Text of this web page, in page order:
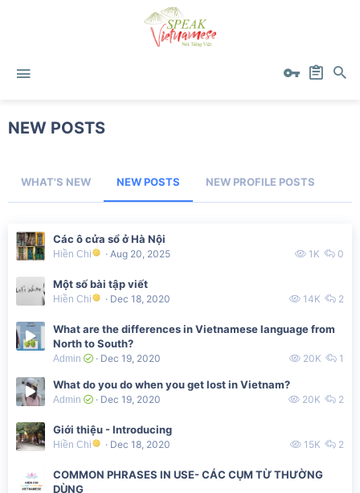
NEW POSTS
WHAT'S NEW NEW POSTS NEW PROFILE POSTS
Các ô cửa sổ ở Hà Nội
Hiền Chi Aug 20, 2025 1K 0
Một số bài tập viết
Hiền Chi Dec 18, 2020 14K 2
What are the differences in Vietnamese language from
North to South?
Admin Dec 19, 2020 20K 1
What do you do when you get lost in Vietnam?
Admin Dec 19, 2020 20K 2
Giới thiệu - Introducing
Hiền Chi Dec 18, 2020 15K 2
COMMON PHRASES IN USE- CÁC CỤM TỪ THƯỜNG
DÙNG